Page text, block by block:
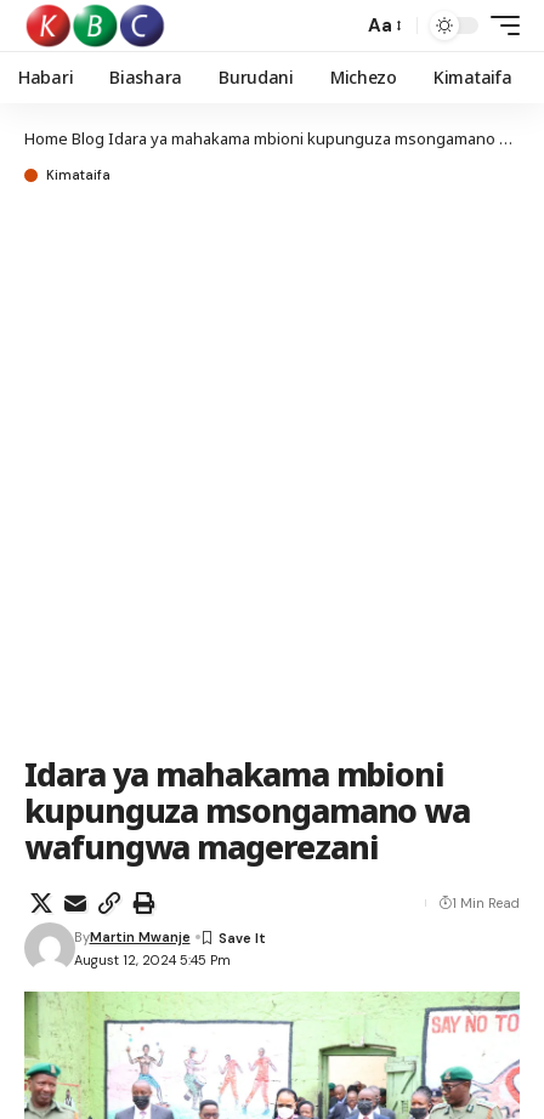
Aa
Habari Biashara Burudani Michezo Kimataifa
Home Blog Idara ya mahakama mbioni kupunguza msongamano wa wafungwa magerezani
Kimataifa
Idara ya mahakama mbioni
kupunguza msongamano wa
wafungwa magerezani
August 12, 2024 5:45 Pm
ByMartin Mwanje
1 Min Read